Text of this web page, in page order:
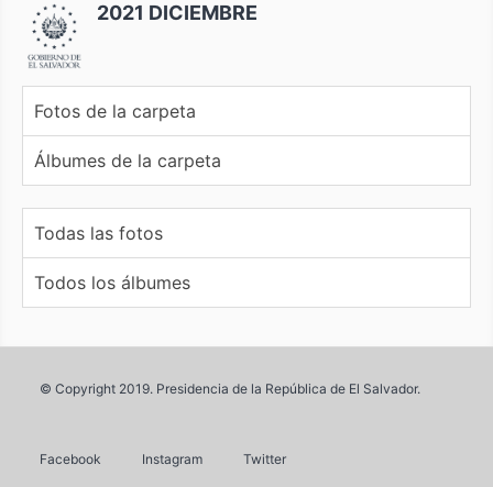
2021 DICIEMBRE
Fotos de la carpeta
Álbumes de la carpeta
Todas las fotos
Todos los álbumes
© Copyright 2019. Presidencia de la República de El Salvador.
Facebook Instagram Twitter